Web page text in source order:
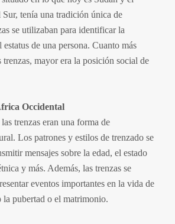
Sur, tenía una tradición única de
se utilizaban para identificar la
de una persona. Cuanto más
trenzas, mayor era la posición social de
Occidental
trenzas eran una forma de
Los patrones y estilos de trenzado se
mensajes sobre la edad, el estado
y más. Además, las trenzas se
eventos importantes en la vida de
la pubertad o el matrimonio.